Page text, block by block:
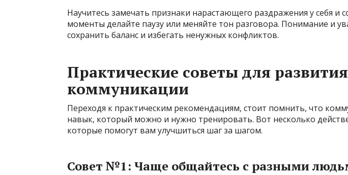
Научитесь замечать признаки нарастающего раздражения у себя и
моменты делайте паузу или меняйте тон разговора. Понимание и
сохранить баланс и избегать ненужных конфликтов.
Практические советы для
коммуникации
Переходя к практическим рекомендациям, стоит помнить, что
навык, который можно и нужно тренировать. Вот несколько
которые помогут вам улучшиться шаг за шагом.
Совет №1: Чаще общайтесь с разными